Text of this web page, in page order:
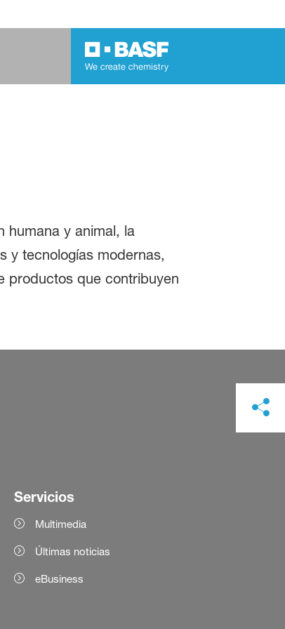
humana y animal, la
y tecnologías modernas,
productos que contribuyen
Servicios
Multimedia
Últimas noticias
eBusiness